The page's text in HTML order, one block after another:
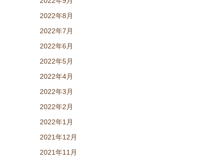
2022年8月
2022年7月
2022年6月
2022年5月
2022年4月
2022年3月
2022年2月
2022年1月
2021年12月
2021年11月